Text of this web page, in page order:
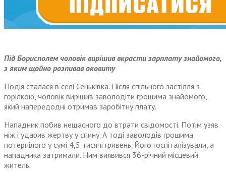
Під Борисполем чоловік вирішив вкрасти зарплату знайомого,
з яким щойно розпивав оковиту
Подія сталася в селі Сеньківка. Після спільного застілля з
горілкою, чоловік вирішив заволодіти грошима знайомого,
який напередодні отримав заробітну плату.
Нападник побив нещасного до втрати свідомості. Потім узяв
ніж і ударив жертву у спину. А тоді заволодів грошима
потерпілого у сумі 4,5 тисячі гривень. Його госпіталізували, а
нападника затримали. Ним виявився 36-річний місцевий
житель.